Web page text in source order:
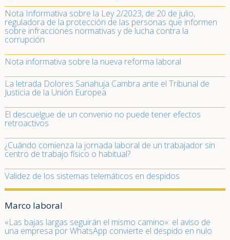
Nota Informativa sobre la Ley 2/2023, de 20 de julio,
reguladora de la protección de las personas que informen
sobre infracciones normativas y de lucha contra la
corrupción
Nota informativa sobre la nueva reforma laboral
La letrada Dolores Sanahuja Cambra ante el Tribunal de
Justicia de la Unión Europea
El descuelgue de un convenio no puede tener efectos
retroactivos
¿Cuándo comienza la jornada laboral de un trabajador sin
centro de trabajo físico o habitual?
Validez de los sistemas telemáticos en despidos
Marco laboral
«Las bajas largas seguirán el mismo camino»: el aviso de
una empresa por WhatsApp convierte el despido en nulo